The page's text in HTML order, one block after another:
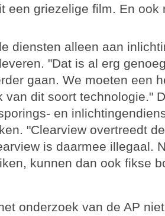
een griezelige film. En
diensten alleen aan
"Dat is al erg
gaan. We moeten een
van dit soort technologie."
en
"Clearview overtreedt
is daarmee illegaal.
kunnen dan ook fikse
onderzoek van de AP